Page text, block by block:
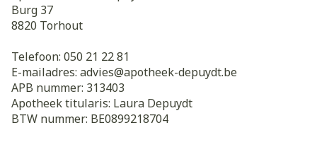
Burg 37
8820 Torhout
Telefoon: 050 21 22 81
E-mailadres: advies@apotheek-depuydt.be
APB nummer: 313403
Apotheek titularis: Laura Depuydt
BTW nummer: BE0899218704